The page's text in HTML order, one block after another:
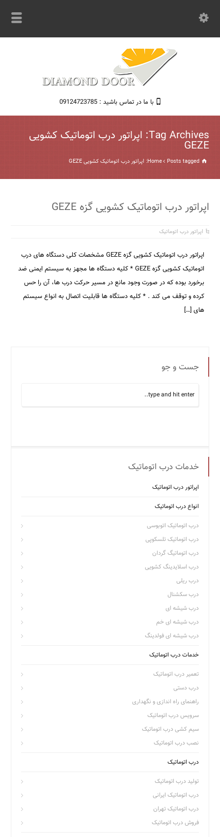
با ما در تماس باشید : 09124723785
Tag Archives: اپراتور درب اتوماتیک کشویی
GEZE
Home Posts tagged: اپراتور درب اتوماتیک کشویی GEZE
اپراتور درب اتوماتیک کشویی گزه GEZE
اپراتور درب اتوماتیک
اپراتور درب اتوماتیک کشویی گزه GEZE مشخصات کلی دستگاه های درب
اتوماتیک کشویی گزه GEZE * کلیه دستگاه ها مجهز به سیستم ایمنی ضد
برخورد بوده که در صورت وجود مانع در مسیر حرکت درب ها، آن را حس
کرده و توقف می کند . * کلیه دستگاه ها قابلیت اتصال به انواع سیستم
های […]
جست و جو
خدمات درب اتوماتیک
اپراتور درب اتوماتیک
انواع درب اتوماتیک
درب اتوماتیک اتوبوسی
درب اتوماتیک تلسکوپی
درب اتوماتیگ گردان
درب اسلایدینگ کشویی
درب ریلی
درب سکشنال
درب شیشه ای
درب شیشه ای خم
درب شیشه ای فولدینگ
خدمات درب اتوماتیک
تعمیر درب اتوماتیک
درب دستی
راهنمای راه اندازی و نگهداری
سرویس درب اتوماتیک
سیم کشی درب اتوماتیک
نصب درب اتوماتیک
درب اتوماتیک
تولید درب اتوماتیک
درب اتوماتیک ایرانی
درب اتوماتیک تهران
فروش درب اتوماتیک